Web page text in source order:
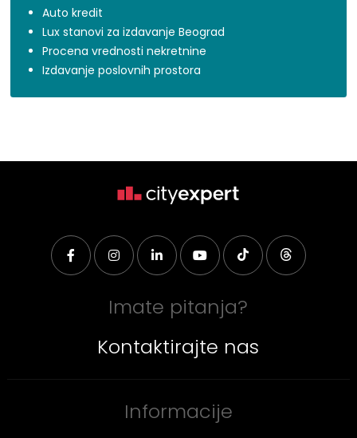
Auto kredit
Lux stanovi za izdavanje Beograd
Procena vrednosti nekretnine
Izdavanje poslovnih prostora
Imate pitanja?
Kontaktirajte nas
Informacije